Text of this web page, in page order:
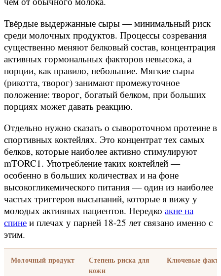
Твёрдые выдержанные сыры — минимальный риск
среди молочных продуктов. Процессы созревания
существенно меняют белковый состав, концентрация
активных гормональных факторов невысока, а
порции, как правило, небольшие. Мягкие сыры
(рикотта, творог) занимают промежуточное
положение: творог, богатый белком, при больших
порциях может давать реакцию.
Отдельно нужно сказать о сывороточном протеине в
спортивных коктейлях. Это концентрат тех самых
белков, которые наиболее активно стимулируют
mTORC1. Употребление таких коктейлей —
особенно в больших количествах и на фоне
высокогликемического питания — один из наиболее
частых триггеров высыпаний, которые я вижу у
молодых активных пациентов. Нередко акне на
спине и плечах у парней 18-25 лет связано именно с
этим.
Молочный продукт
Степень риска для
кожи
Ключевые